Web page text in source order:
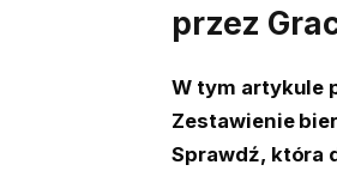
przez
W tym artykule
Zestawienie
Sprawdź, która